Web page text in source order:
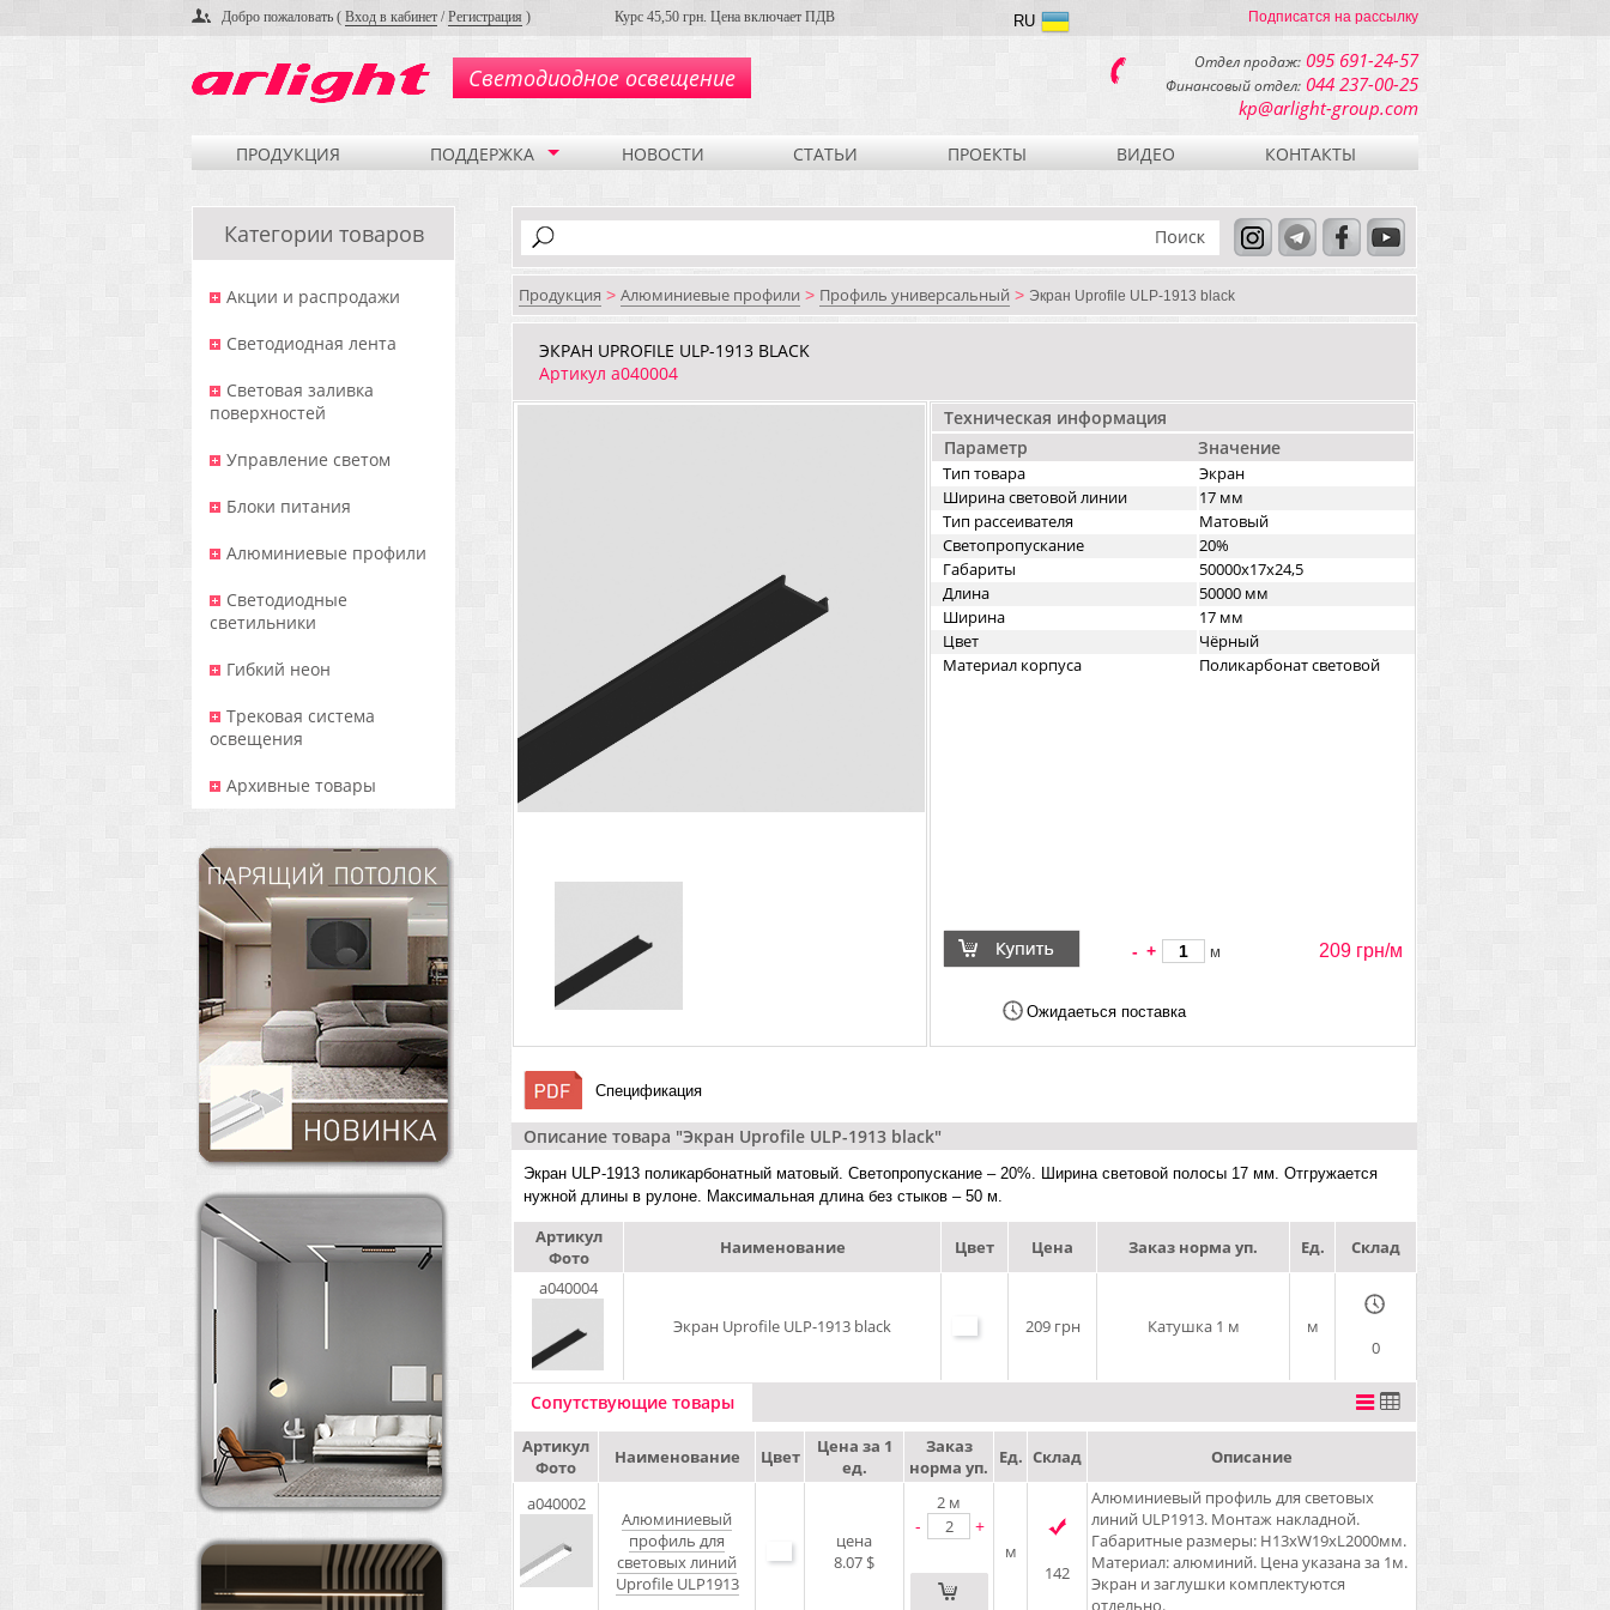
Добро пожаловать ( Вход в кабинет /Регистрация ) Курс 45,50 грн. Цена включает ПДВ Подписатся на рассылку
RU
Светодиодное освещение
Отдел продаж: 095 691-24-57
Финансовый отдел: 044 237-00-25
kp@arlight-group.com
ПРОДУКЦИЯ ПОДДЕРЖКА НОВОСТИ СТАТЬИ ПРОЕКТЫ ВИДЕО КОНТАКТЫ
Категории товаров
Акции и распродажи
Светодиодная лента
Световая заливка
поверхностей
Управление светом
Блоки питания
Алюминиевые профили
Светодиодные
светильники
Гибкий неон
Трековая система
освещения
Архивные товары
Продукция > Алюминиевые профили > Профиль универсальный > Экран Uprofile ULP-1913 black
ЭКРАН UPROFILE ULP-1913 BLACK
Артикул a040004
Техническая информация
Параметр
Значение
Тип товара
Экран
Ширина световой линии
17 мм
Тип рассеивателя
Матовый
Светопропускание
20%
Габариты
50000x17x24,5
Длина
50000 мм
Ширина
17 мм
Цвет
Чёрный
Материал корпуса
Поликарбонат световой
- + м 209 грн/м
Ожидаеться поставка
Спецификация
Описание товара "Экран Uprofile ULP-1913 black"
Экран ULP-1913 поликарбонатный матовый. Светопропускание – 20%. Ширина световой полосы 17 мм. Отгружается
нужной длины в рулоне. Максимальная длина без стыков – 50 м.
Артикул
Фото
Наименование Цвет Цена Заказ норма уп. Ед.
Склад
a040004
Экран Uprofile ULP-1913 black
209 грн Катушка 1 м
м
0
Сопутствующие товары
Артикул
Фото
Наименование Цвет
Цена за 1
ед.
Заказ
норма уп.
Ед. Склад Описание
a040002
Алюминиевый
профиль для
световых линий
Uprofile ULP1913
цена
8.07 $
2 м
- +
м
142
Алюминиевый профиль для световых
линий ULP1913. Монтаж накладной.
Габаритные размеры: H13xW19xL2000мм.
Материал: алюминий. Цена указана за 1м.
Экран и заглушки комплектуются
отдельно.